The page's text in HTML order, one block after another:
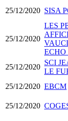
25/12/2020 SISA
25/12/2020
LES
25/12/2020
SCI
LE
25/12/2020 EBCM
25/12/2020